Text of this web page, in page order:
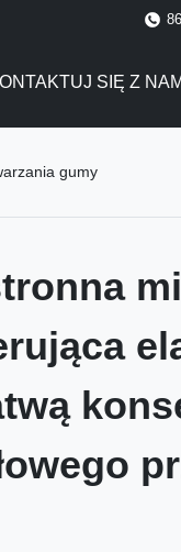
SIĘ Z NAMI
gumy